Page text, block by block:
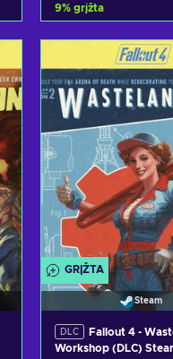
9% grįžta
Pridėti į
Peržiūrėti
GRĮŽTA
Steam
DLC
Fallout 4 -
Workshop (DLC)